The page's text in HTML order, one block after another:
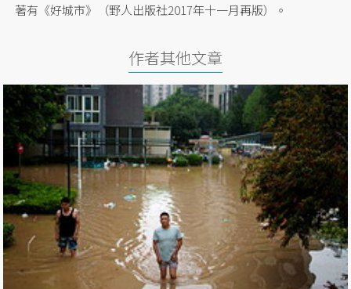
著有《好城市》（野人出版社2017年十一月再版）。
作者其他文章